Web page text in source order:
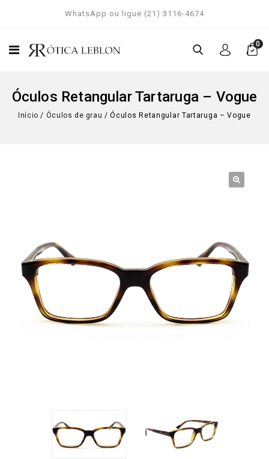
WhatsApp ou ligue (21) 3116-4674
0
Óculos Retangular Tartaruga – Vogue
Início / Óculos de grau /Óculos Retangular Tartaruga – Vogue